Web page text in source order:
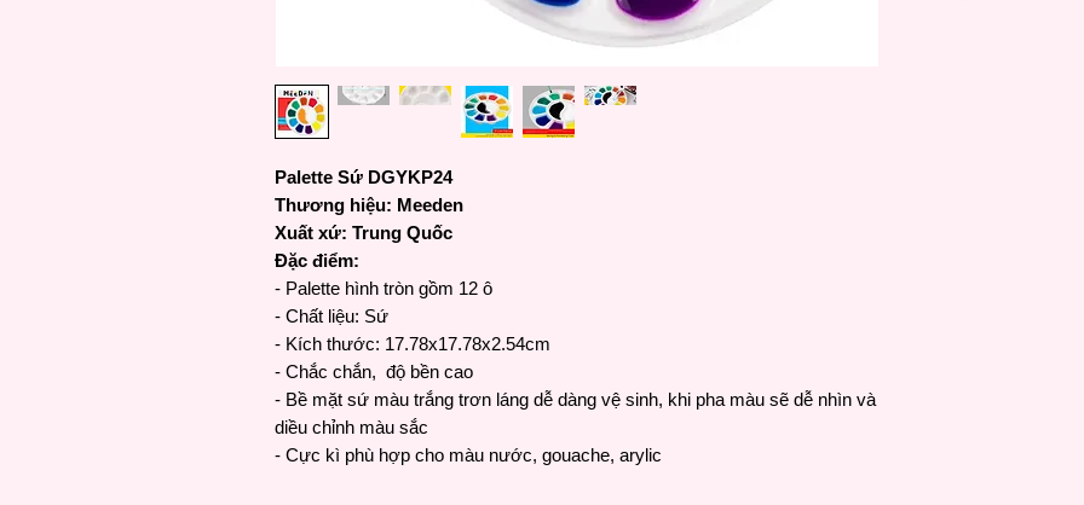
Palette Sứ DGYKP24
Thương hiệu: Meeden
Xuất xứ: Trung Quốc
Đặc điểm:
- Palette hình tròn gồm 12 ô
- Chất liệu: Sứ
- Kích thước: 17.78x17.78x2.54cm
- Chắc chắn, độ bền cao
- Bề mặt sứ màu trắng trơn láng dễ dàng vệ sinh, khi pha màu sẽ dễ nhìn và
diều chỉnh màu sắc
- Cực kì phù hợp cho màu nước, gouache, arylic